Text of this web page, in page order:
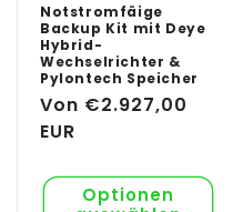
Notstromfäige
Backup Kit mit Deye
Hybrid-
Wechselrichter &
Pylontech Speicher
Normaler
Preis
Von €2.927,00
EUR
Optionen